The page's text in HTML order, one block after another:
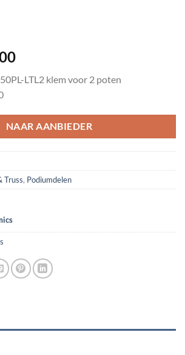
Huidige
is:LTL2 klem voor 2 poten
NAAR AANBIEDER
Truss, Podiumdelen